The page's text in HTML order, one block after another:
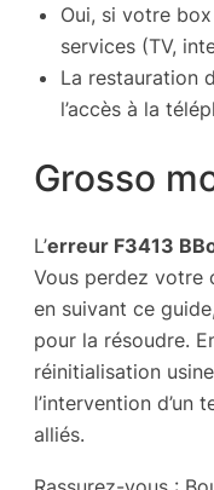
Oui, si votre
services (TV,
La restauration
l’accès à la
Grosso
L’erreur F3413
Vous perdez votre
en suivant ce
pour la résoudre.
réinitialisation
l’intervention d’un
alliés.